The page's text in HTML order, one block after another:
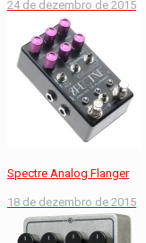
24 de dezembro de 2015
Spectre Analog Flanger
18 de dezembro de 2015